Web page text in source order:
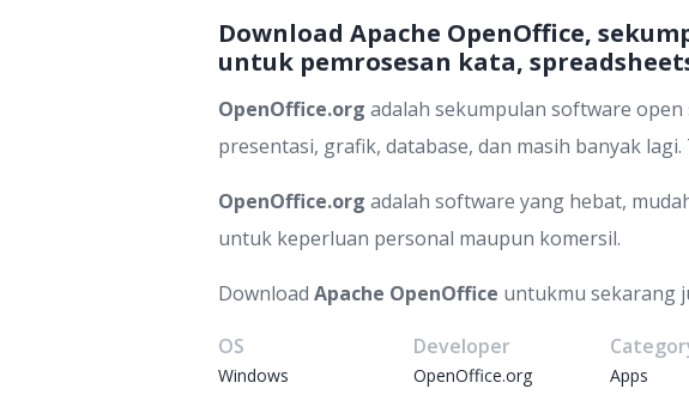
Download Apache OpenOffice,
untuk pemrosesan kata,
OpenOffice.org adalah sekumpulan software
presentasi, grafik, database, dan masih banyak
OpenOffice.org adalah software yang hebat,
untuk keperluan personal maupun komersil.
Download Apache OpenOffice untukmu sekarang
OS
Windows
Developer
OpenOffice.org Apps